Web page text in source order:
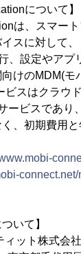
について】
は、スマー
スに対して
、設定やアプ
けのMDM(モ
ビスはクラウ
ービスであり
、初期費用と
いて】
ット株式会社